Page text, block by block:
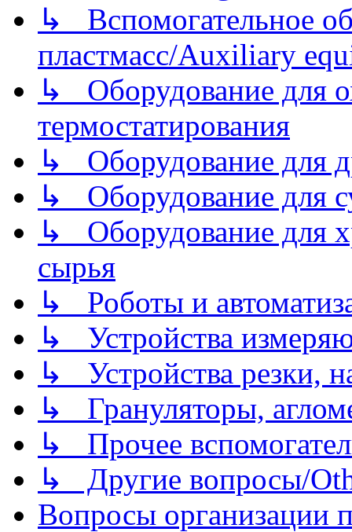
↳ Вспомогательное
пластмасс/Auxiliary
↳ Оборудование для
термостатирования
↳ Оборудование для
↳ Оборудование для
↳ Оборудование для
сырья
↳ Роботы и
↳ Устройства
↳ Устройства резки,
↳ Грануляторы,
↳ Прочее
↳ Другие вопросы/
Вопросы организации